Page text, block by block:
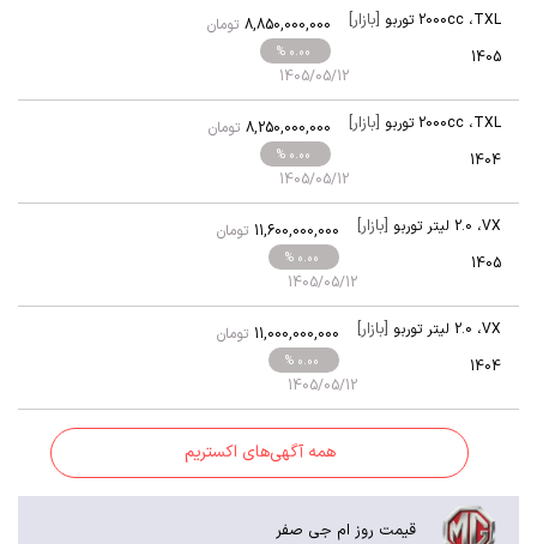
TXL، 2000cc توربو [بازار]
1405
1405/05/12
% 0.00
تومان 8,850,000,000
TXL، 2000cc توربو [بازار]
1404
1405/05/12
% 0.00
تومان 8,250,000,000
VX، 2.0 لیتر توربو [بازار]
1405
1405/05/12
% 0.00
تومان 11,600,000,000
VX، 2.0 لیتر توربو [بازار]
1404
1405/05/12
% 0.00
تومان 11,000,000,000
همه آگهی‌های اکستریم
قیمت روز ام جی صفر